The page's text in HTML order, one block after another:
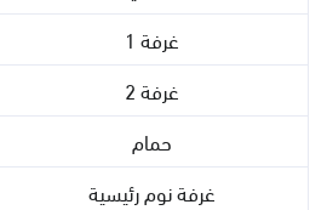
غرفة 1
غرفة 2
حمام
غرفة نوم رئيسية